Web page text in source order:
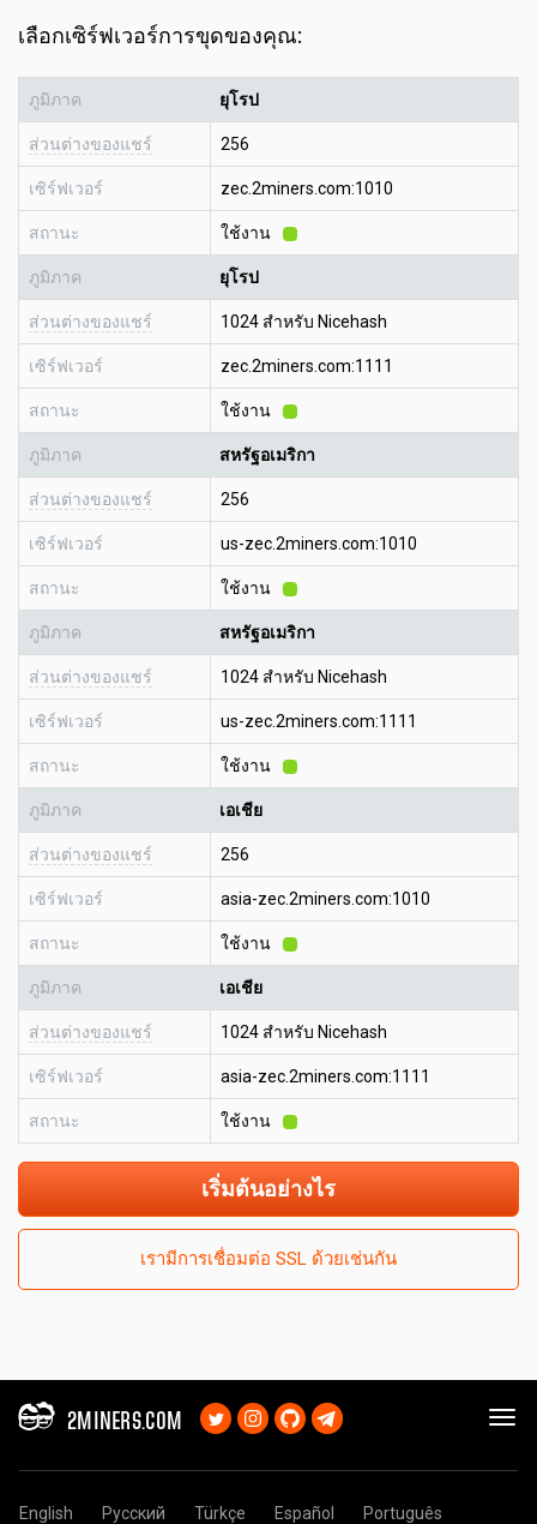
เลือกเซิร์ฟเวอร์การขุดของคุณ:
ภูมิภาค ยุโรป
ส่วนต่างของแชร์ 256
เซิร์ฟเวอร์ zec.2miners.com:1010
สถานะ ใช้งาน
ภูมิภาค ยุโรป
ส่วนต่างของแชร์ 1024 สำหรับ Nicehash
เซิร์ฟเวอร์ zec.2miners.com:1111
สถานะ ใช้งาน
ภูมิภาค สหรัฐอเมริกา
ส่วนต่างของแชร์ 256
เซิร์ฟเวอร์ us-zec.2miners.com:1010
สถานะ ใช้งาน
ภูมิภาค สหรัฐอเมริกา
ส่วนต่างของแชร์ 1024 สำหรับ Nicehash
เซิร์ฟเวอร์ us-zec.2miners.com:1111
สถานะ ใช้งาน
ภูมิภาค เอเชีย
ส่วนต่างของแชร์ 256
เซิร์ฟเวอร์ asia-zec.2miners.com:1010
สถานะ ใช้งาน
ภูมิภาค เอเชีย
ส่วนต่างของแชร์ 1024 สำหรับ Nicehash
เซิร์ฟเวอร์ asia-zec.2miners.com:1111
สถานะ ใช้งาน
เริ่มต้นอย่างไร
เรามีการเชื่อมต่อ SSL ด้วยเช่นกัน
2MINERS.COM
English Русский Türkçe Español
Português